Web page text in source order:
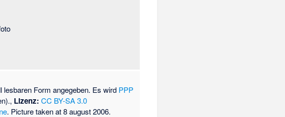
Form angegeben. Es wird PPP
Lizenz: CC BY-SA 3.0
. Picture taken at 8 august 2006.